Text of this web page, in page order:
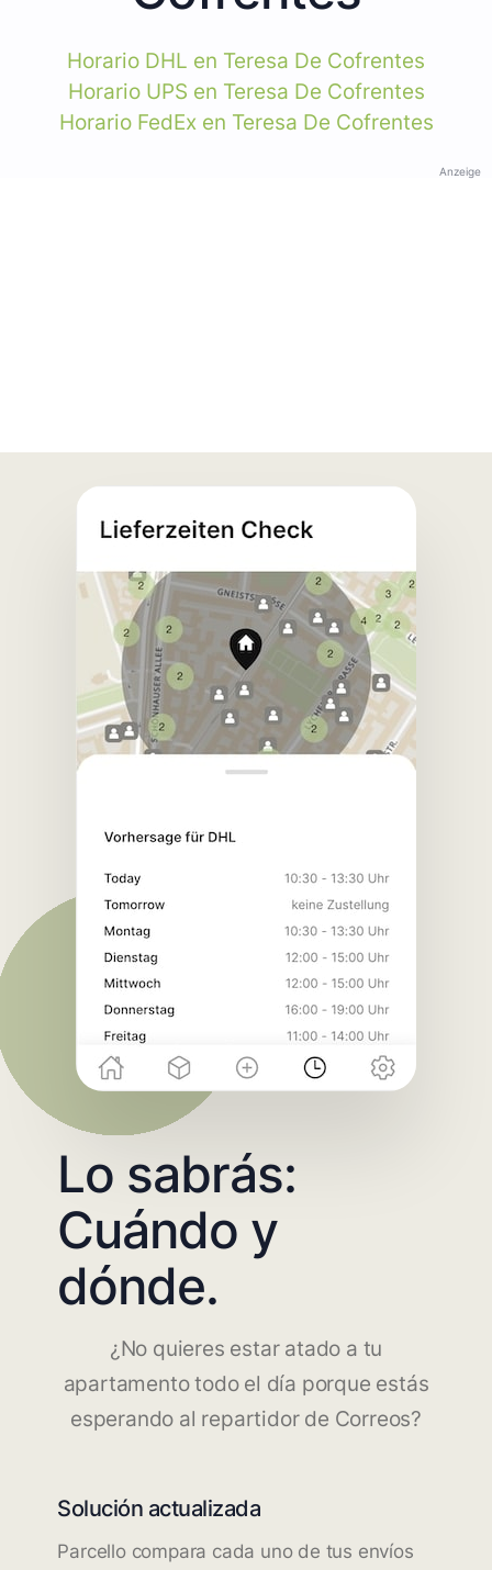
Horario DHL en Teresa De Cofrentes
Horario UPS en Teresa De Cofrentes
Horario FedEx en Teresa De Cofrentes
Anzeige
Lo sabrás:
Cuándo y
dónde.
¿No quieres estar atado a tu
apartamento todo el día porque estás
esperando al repartidor de Correos?
Solución actualizada
Parcello compara cada uno de tus envíos